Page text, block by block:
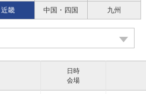
近畿 中国・四国 九州
日時
会場